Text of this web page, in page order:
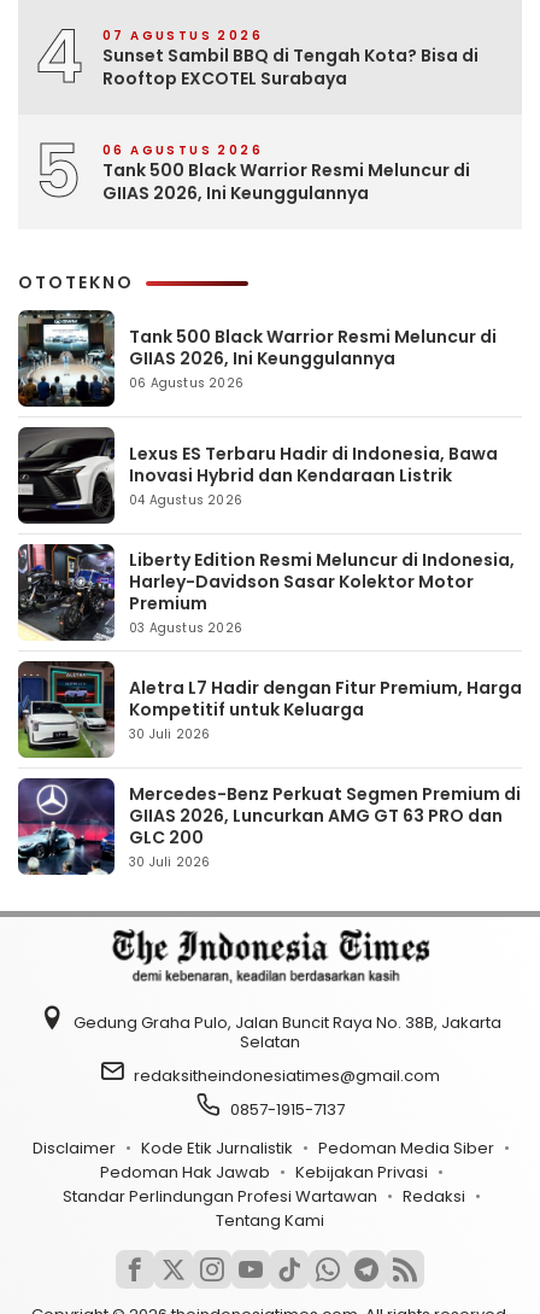
4 07 AGUSTUS 2026
Sunset Sambil BBQ di Tengah Kota? Bisa di
Rooftop EXCOTEL Surabaya
5 06 AGUSTUS 2026
Tank 500 Black Warrior Resmi Meluncur di
GIIAS 2026, Ini Keunggulannya
OTOTEKNO
Tank 500 Black Warrior Resmi Meluncur di
GIIAS 2026, Ini Keunggulannya
06 Agustus 2026
Lexus ES Terbaru Hadir di Indonesia, Bawa
Inovasi Hybrid dan Kendaraan Listrik
04 Agustus 2026
Liberty Edition Resmi Meluncur di Indonesia,
Harley-Davidson Sasar Kolektor Motor
Premium
03 Agustus 2026
Aletra L7 Hadir dengan Fitur Premium, Harga
Kompetitif untuk Keluarga
30 Juli 2026
Mercedes-Benz Perkuat Segmen Premium di
GIIAS 2026, Luncurkan AMG GT 63 PRO dan
GLC 200
30 Juli 2026
Gedung Graha Pulo, Jalan Buncit Raya No. 38B, Jakarta
Selatan
redaksitheindonesiatimes@gmail.com
0857-1915-7137
Disclaimer
Kode Etik Jurnalistik
Pedoman Media Siber
Pedoman Hak Jawab
Kebijakan Privasi
Standar Perlindungan Profesi Wartawan
Redaksi
Tentang Kami